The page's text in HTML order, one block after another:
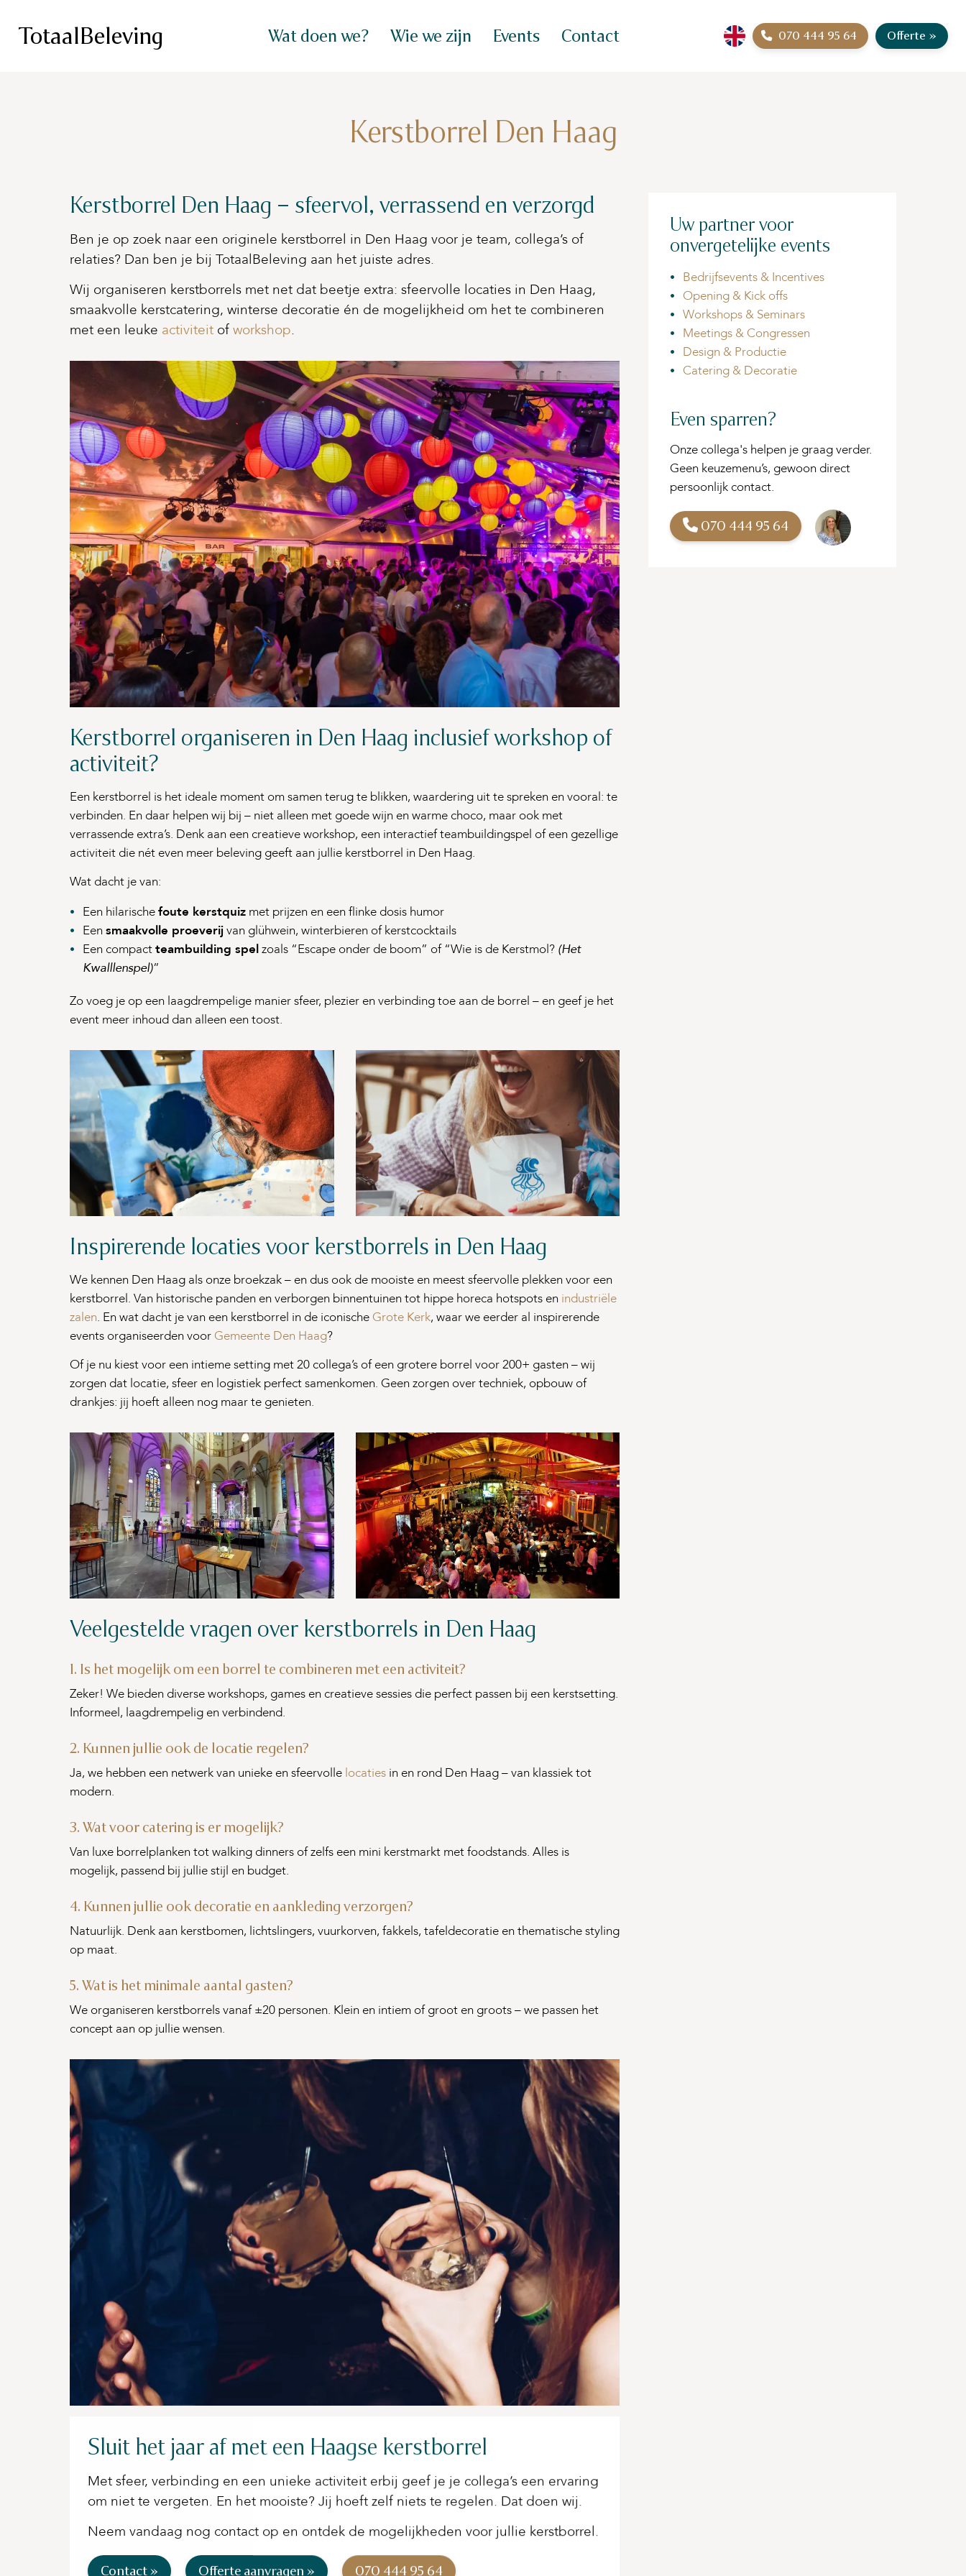
TotaalBeleving Wat doen we? Wie we zijn Events Contact 070 444 95 64 Offerte »
Kerstborrel Den Haag
Kerstborrel Den Haag – sfeervol, verrassend en verzorgd
Ben je op zoek naar een originele kerstborrel in Den Haag voor je team, collega’s of
relaties? Dan ben je bij TotaalBeleving aan het juiste adres.
Wij organiseren kerstborrels met net dat beetje extra: sfeervolle locaties in Den Haag,
smaakvolle kerstcatering, winterse decoratie én de mogelijkheid om het te combineren
met een leuke activiteit ofworkshop.
Kerstborrel organiseren in Den Haag inclusief workshop of
activiteit?
Een kerstborrel is het ideale moment om samen terug te blikken, waardering uit te spreken en vooral: te
verbinden. En daar helpen wij bij – niet alleen met goede wijn en warme choco, maar ook met
verrassende extra’s. Denk aan een creatieve workshop, een interactief teambuildingspel of een gezellige
activiteit die nét even meer beleving geeft aan jullie kerstborrel in Den Haag.
Wat dacht je van:
Een hilarischefoute kerstquiz met prijzen en een flinke dosis humor
Eensmaakvolle proeverijvan glühwein, winterbieren of kerstcocktails
Een compactteambuilding spelzoals “Escape onder de boom” of “Wie is de Kerstmol? (Het
Kwalllenspel)”
Zo voeg je op een laagdrempelige manier sfeer, plezier en verbinding toe aan de borrel – en geef je het
event meer inhoud dan alleen een toost.
Inspirerende locaties voor kerstborrels in Den Haag
We kennen Den Haag als onze broekzak – en dus ook de mooiste en meest sfeervolle plekken voor een
kerstborrel. Van historische panden en verborgen binnentuinen tot hippe horeca hotspots en industriële
zalen. En wat dacht je van een kerstborrel in de iconische Grote Kerk, waar we eerder al inspirerende
events organiseerden voor Gemeente Den Haag?
Of je nu kiest voor een intieme setting met 20 collega’s of een grotere borrel voor 200+ gasten – wij
zorgen dat locatie, sfeer en logistiek perfect samenkomen. Geen zorgen over techniek, opbouw of
drankjes: jij hoeft alleen nog maar te genieten.
Veelgestelde vragen over kerstborrels in Den Haag
1. Is het mogelijk om een borrel te combineren met een activiteit?
Zeker! We bieden diverse workshops, games en creatieve sessies die perfect passen bij een kerstsetting.
Informeel, laagdrempelig en verbindend.
2. Kunnen jullie ook de locatie regelen?
Ja, we hebben een netwerk van unieke en sfeervolle locaties in en rond Den Haag – van klassiek tot
modern.
3. Wat voor catering is er mogelijk?
Van luxe borrelplanken tot walking dinners of zelfs een mini kerstmarkt met foodstands. Alles is
mogelijk, passend bij jullie stijl en budget.
4. Kunnen jullie ook decoratie en aankleding verzorgen?
Natuurlijk. Denk aan kerstbomen, lichtslingers, vuurkorven, fakkels, tafeldecoratie en thematische styling
op maat.
5. Wat is het minimale aantal gasten?
We organiseren kerstborrels vanaf ±20 personen. Klein en intiem of groot en groots – we passen het
concept aan op jullie wensen.
Sluit het jaar af met een Haagse kerstborrel
Met sfeer, verbinding en een unieke activiteit erbij geef je je collega’s een ervaring
om niet te vergeten. En het mooiste? Jij hoeft zelf niets te regelen. Dat doen wij.
Neem vandaag nog contact op en ontdek de mogelijkheden voor jullie kerstborrel.
Contact » Offerte aanvragen » 070 444 95 64
Uw partner voor
onvergetelijke events
Bedrijfsevents & Incentives
Opening & Kick offs
Workshops & Seminars
Meetings & Congressen
Design & Productie
Catering & Decoratie
Even sparren?
Onze collega's helpen je graag verder.
Geen keuzemenu’s, gewoon direct
persoonlijk contact.
070 444 95 64